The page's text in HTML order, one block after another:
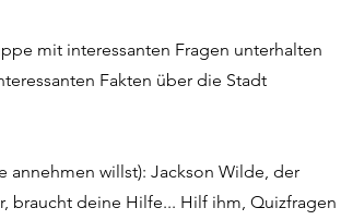
mit interessanten Fragen unterhalten
Fakten über die Stadt
annehmen willst): Jackson Wilde, der
braucht deine Hilfe... Hilf ihm, Quizfragen